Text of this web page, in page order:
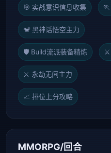
🎯 实战意识信息收集
🐒 黑神话悟空主力
🛡️ Build流派装备精炼 ⚔️
⚔️ 永劫无间主力
📈 排位上分攻略
MMORPG/回合